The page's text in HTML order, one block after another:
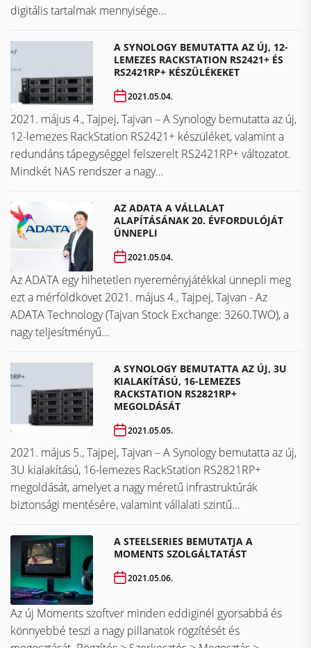
digitális tartalmak mennyisége...
A SYNOLOGY BEMUTATTA AZ ÚJ, 12-
LEMEZES RACKSTATION RS2421+ ÉS
RS2421RP+ KÉSZÜLÉKEKET
2021.05.04.
2021. május 4., Tajpej, Tajvan – A Synology bemutatta az új,
12-lemezes RackStation RS2421+ készüléket, valamint a
redundáns tápegységgel felszerelt RS2421RP+ változatot.
Mindkét NAS rendszer a nagy...
AZ ADATA A VÁLLALAT
ALAPÍTÁSÁNAK 20. ÉVFORDULÓJÁT
ÜNNEPLI
2021.05.04.
Az ADATA egy hihetetlen nyereményjátékkal ünnepli meg
ezt a mérföldkövet ​​​​​​​2021. május 4., Tajpej, Tajvan - Az
ADATA Technology (Tajvan Stock Exchange: 3260.TWO), a
nagy teljesítményű...
A SYNOLOGY BEMUTATTA AZ ÚJ, 3U
KIALAKÍTÁSÚ, 16-LEMEZES
RACKSTATION RS2821RP+
MEGOLDÁSÁT
2021.05.05.
2021. május 5., Tajpej, Tajvan – A Synology bemutatta az új,
3U kialakítású, 16-lemezes RackStation RS2821RP+
megoldását, amelyet a nagy méretű infrastruktúrák
biztonsági mentésére, valamint vállalati szintű...
A STEELSERIES BEMUTATJA A
MOMENTS SZOLGÁLTATÁST
2021.05.06.
Az új Moments szoftver minden eddiginél gyorsabbá és
könnyebbé teszi a nagy pillanatok rögzítését és